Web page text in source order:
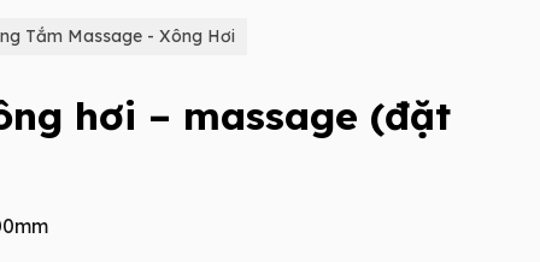
Tắm Massage - Xông Hơi
hơi – massage (đặt